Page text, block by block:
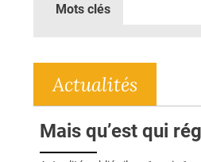
Mots clés
Actualités
Mais qu’est qui